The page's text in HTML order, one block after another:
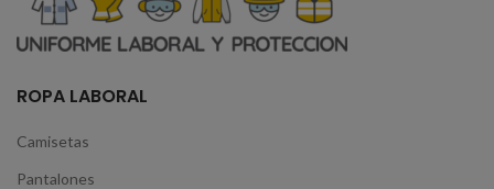
ROPA LABORAL
Camisetas
Pantalones